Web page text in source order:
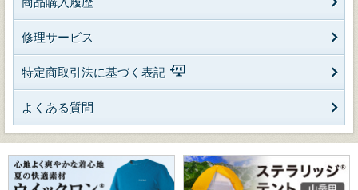
修理サービス
特定商取引法に基づく表記
よくある質問